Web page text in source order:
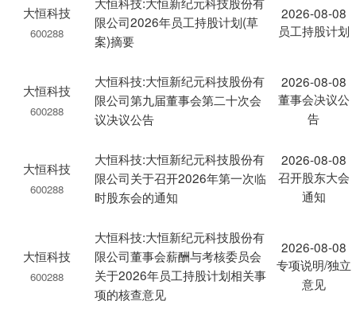
大恒科技
600288
限公司2026年员工持股计划(草
案)摘要
2026-08-08
员工持股计划
大恒科技
600288
大恒科技:大恒新纪元科技股份有
限公司第九届董事会第二十次会
议决议公告
2026-08-08
董事会决议公
告
大恒科技
600288
大恒科技:大恒新纪元科技股份有
限公司关于召开2026年第一次临
时股东会的通知
2026-08-08
召开股东大会
通知
大恒科技
600288
大恒科技:大恒新纪元科技股份有
限公司董事会薪酬与考核委员会
关于2026年员工持股计划相关事
项的核查意见
2026-08-08
专项说明/独立
意见